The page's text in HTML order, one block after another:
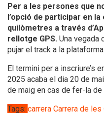
Per a les persones que
l’opció de participar en
quilòmetres a través
rellotge GPS. Una vegada
pujar el track a la
El termini per a inscriure’s
2025 acaba el dia 20 de
de maig en cas de fer-la de
Tags: carrera Carrera de les